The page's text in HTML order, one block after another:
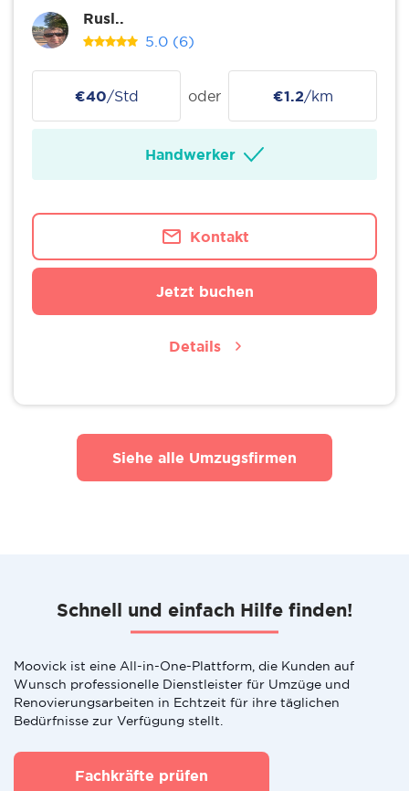
Rusl..
5.0 (6)
€40/Std oder €1.2/km
Handwerker
Kontakt
Jetzt buchen
Details
Siehe alle Umzugsfirmen
Schnell und einfach Hilfe finden!
Moovick ist eine All-in-One-Plattform, die Kunden auf
Wunsch professionelle Dienstleister für Umzüge und
Renovierungsarbeiten in Echtzeit für ihre täglichen
Bedürfnisse zur Verfügung stellt.
Fachkräfte prüfen